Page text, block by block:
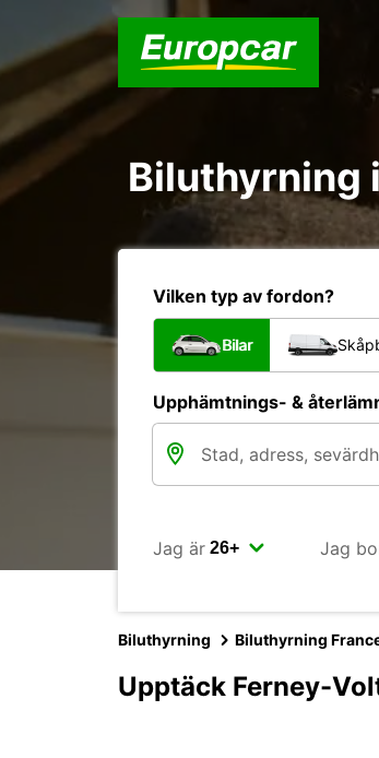
Biluthyrning
Vilken typ av fordon?
Bilar
Upphämtnings- &
Jag är Jag
Biluthyrning Biluthyrning
Upptäck Ferney-